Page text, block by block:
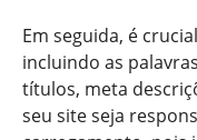
Em seguida, é
incluindo as
títulos, meta
seu site seja